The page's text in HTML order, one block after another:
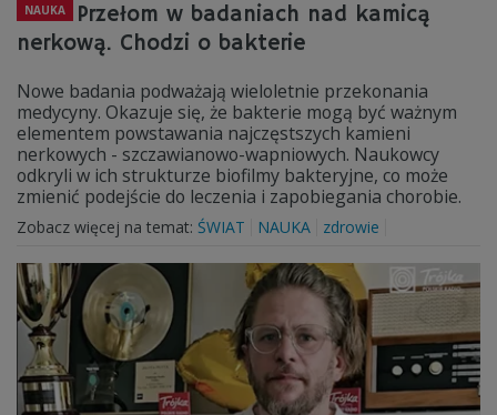
NAUKA
Przełom w badaniach nad kamicą
nerkową. Chodzi o bakterie
Nowe badania podważają wieloletnie przekonania
medycyny. Okazuje się, że bakterie mogą być ważnym
elementem powstawania najczęstszych kamieni
nerkowych - szczawianowo-wapniowych. Naukowcy
odkryli w ich strukturze biofilmy bakteryjne, co może
zmienić podejście do leczenia i zapobiegania chorobie.
Zobacz więcej na temat: ŚWIAT NAUKA zdrowie